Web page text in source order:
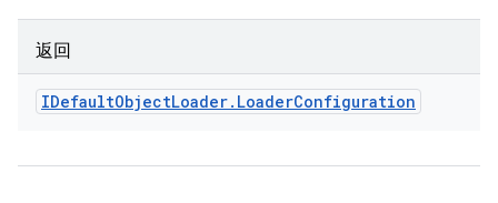
返回
IDefaultObjectLoader. LoaderConfiguration